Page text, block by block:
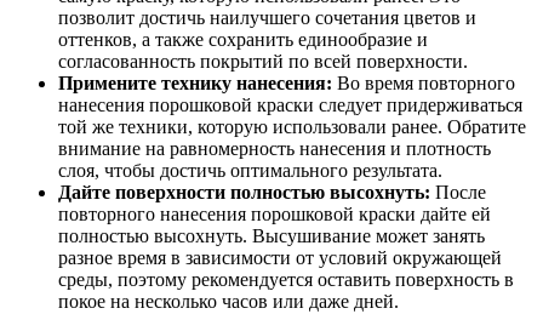
позволит достичь наилучшего сочетания цветов и
оттенков, а также сохранить единообразие и
согласованность покрытий по всей поверхности.
Примените технику нанесения: Во время повторного
нанесения порошковой краски следует придерживаться
той же техники, которую использовали ранее. Обратите
внимание на равномерность нанесения и плотность
слоя, чтобы достичь оптимального результата.
Дайте поверхности полностью высохнуть: После
повторного нанесения порошковой краски дайте ей
полностью высохнуть. Высушивание может занять
разное время в зависимости от условий окружающей
среды, поэтому рекомендуется оставить поверхность в
покое на несколько часов или даже дней.